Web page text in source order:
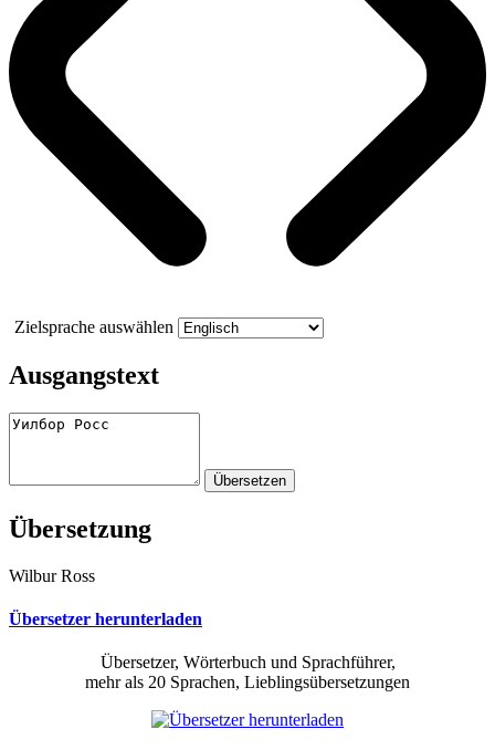
Zielsprache auswählen
Ausgangstext
Übersetzung
Wilbur Ross
Übersetzer herunterladen
Übersetzer, Wörterbuch und Sprachführer,
mehr als 20 Sprachen, Lieblingsübersetzungen